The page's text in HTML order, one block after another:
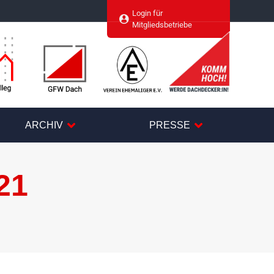
Login für
Mitgliedsbetriebe
ARCHIV PRESSE